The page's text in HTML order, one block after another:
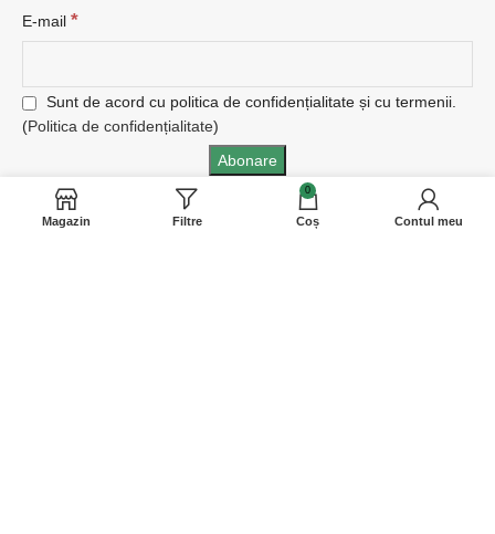
E-mail*
Sunt de acord cu politica de confidențialitate și cu termenii.
(Politica de confidențialitate)
Magazin Filtre
0
Coș Contul meu